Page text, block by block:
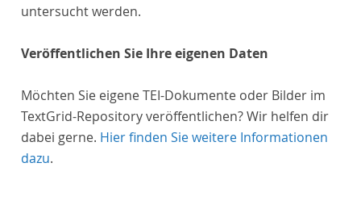
untersucht werden.
Veröffentlichen Sie Ihre eigenen Daten
Möchten Sie eigene TEI-Dokumente oder Bilder im
TextGrid-Repository veröffentlichen? Wir helfen dir
dabei gerne. Hier finden Sie weitere Informationen
dazu.